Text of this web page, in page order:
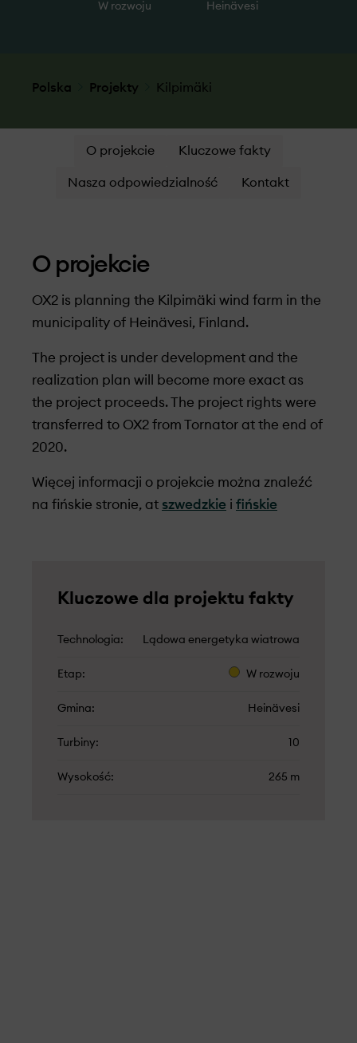
W rozwoju Heinävesi
Polska Projekty Kilpimäki
O projekcie Kluczowe fakty
Nasza odpowiedzialność Kontakt
O projekcie
OX2 is planning the Kilpimäki wind farm in the
municipality of Heinävesi, Finland.
The project is under development and the
realization plan will become more exact as
the project proceeds. The project rights were
transferred to OX2 from Tornator at the end of
2020.
Więcej informacji o projekcie można znaleźć
na fińskie stronie, at szwedzkie i fińskie
Kluczowe dla projektu fakty
Technologia Lądowa energetyka wiatrowa
Etap W rozwoju
Gmina Heinävesi
Turbiny 10
Wysokość 265 m